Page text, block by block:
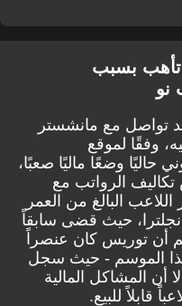
تأهب بسبب
نو
تواصل مع مانشستر
وفقًا لموقع
حاليًا وضعًا ماليًا صعبًا،
الرواتب مع
اللاعب البالغ من العمر
حيث قضى سابقاً
أن توريس كان عنصراً
الموسم - حيث سجل
أن المشاكل المالية
قابلاً للبيع.